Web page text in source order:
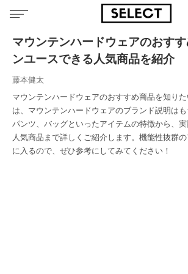
マウンテンハードウェアのおす
ンユースできる人気商品を紹介
藤本健太
マウンテンハードウェアのおすすめ商品を知り
は、マウンテンハードウェアのブランド説明は
パンツ、バッグといったアイテムの特徴から、
人気商品まで詳しくご紹介します。機能性抜群
に入るので、ぜひ参考にしてみてください！